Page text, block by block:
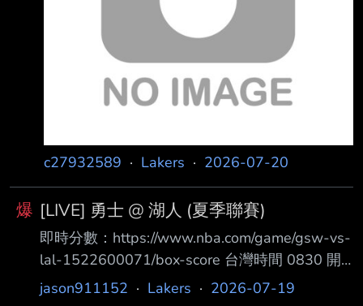
c27932589 · Lakers · 2026-07-20
爆 [LIVE] 勇士 @ 湖人 (夏季聯賽)
即時分數：https://www.nba.com/game/gsw-vs-
lal-1522600071/box-score 台灣時間 0830 開
打 勇士隊先發 PG LJ Cryer SG Will Richard SF
jason911152 · Lakers · 2026-07-19